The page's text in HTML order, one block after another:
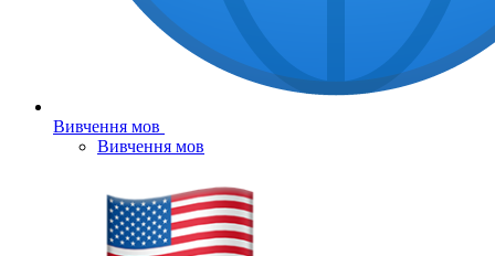
Вивчення мов
Вивчення мов